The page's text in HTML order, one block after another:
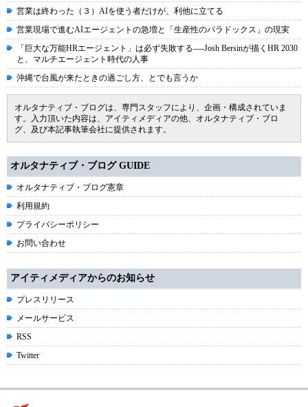
営業は終わった（３）AIを使う者だけが、利他に立てる
営業現場で進むAIエージェントの急増と「生産性のパラドックス」の現実
「巨大な万能HRエージェント」は必ず失敗する----Josh Bersinが描くHR 2030
と、マルチエージェント時代の人事
沖縄で台風が来たときの過ごし方、とでも言うか
オルタナティブ・ブログは、専門スタッフにより、企画・構成されていま
す。入力頂いた内容は、アイティメディアの他、オルタナティブ・ブロ
グ、及び本記事執筆会社に提供されます。
オルタナティブ・ブログ GUIDE
オルタナティブ・ブログ憲章
利用規約
プライバシーポリシー
お問い合わせ
アイティメディアからのお知らせ
プレスリリース
メールサービス
RSS
Twitter